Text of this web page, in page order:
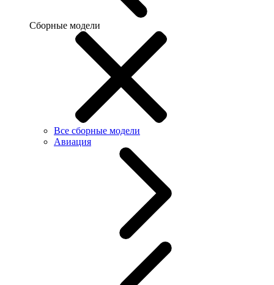
Сборные модели
Все сборные модели
Авиация